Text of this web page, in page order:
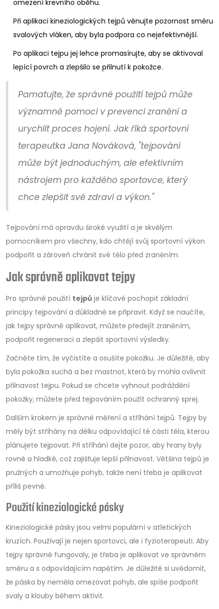
omezení krevního oběhu.
Při aplikaci kineziologických tejpů věnujte pozornost směru
svalových vláken, aby byla podpora co nejefektivnější.
Po aplikaci tejpu jej lehce promasírujte, aby se aktivoval
lepící povrch a zlepšilo se přilnutí k pokožce.
Pamatujte, že správné použití tejpů může
významně pomoci v prevenci zranění a
urychlit proces hojení. Jak říká sportovní
terapeutka Jana Nováková, "tejpování
může být jednoduchým, ale efektivním
nástrojem pro každého sportovce, který
chce zlepšit své zdraví a výkon."
Tejpování má opravdu široké využití a je skvělým
pomocníkem pro všechny, kdo chtějí svůj sportovní výkon
podpořit a zároveň chránit své tělo před zraněním.
Jak správně aplikovat tejpy
Pro správné použití tejpů je klíčové pochopit základní
principy tejpování a důkladně se připravit. Když se naučíte,
jak tejpy správně aplikovat, můžete předejít zraněním,
podpořit regeneraci a zlepšit sportovní výsledky.
Začněte tím, že vyčistíte a osušíte pokožku. Je důležité, aby
byla pokožka suchá a bez mastnot, která by mohla ovlivnit
přilnavost tejpu. Pokud se chcete vyhnout podráždění
pokožky, můžete před tejpováním použít ochranný sprej.
Dalším krokem je správné měření a stříhání tejpů. Tejpy by
měly být stříhány na délku odpovídající té části těla, kterou
plánujete tejpovat. Při stříhání dejte pozor, aby hrany byly
rovné a hladké, což zajišťuje lepší přilnavost. Většina tejpů je
pružných a umožňuje pohyb, takže není třeba je aplikovat
příliš pevně.
Použití kineziologické pásky
Kineziologické pásky jsou velmi populární v atletických
kruzích. Používají je nejen sportovci, ale i fyzioterapeuti. Aby
tejpy správně fungovaly, je třeba je aplikovat ve správném
směru a s odpovídajícím napětím. Je důležité si uvědomit,
že páska by neměla omezovat pohyb, ale spíše podpořit
svaly a klouby během aktivit.